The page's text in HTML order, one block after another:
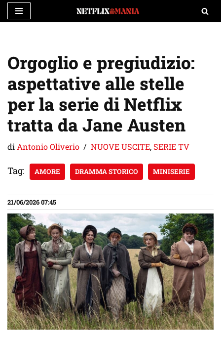
contenuto
Orgoglio e pregiudizio:
aspettative alle stelle
per la serie di Netflix
tratta da Jane Austen
di Antonio Oliverio NUOVE USCITE,SERIE TV
Tag: AMORE DRAMMA STORICO MINISERIE
21/06/2026 07:45